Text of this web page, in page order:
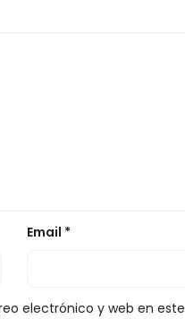
Email *
electrónico y web en este